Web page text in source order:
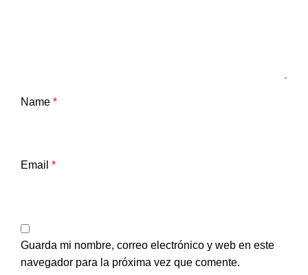
Name *
Email *
Guarda mi nombre, correo electrónico y web en este
navegador para la próxima vez que comente.